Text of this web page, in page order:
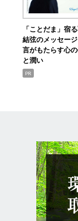
「ことだま」宿
結弦のメッセー
言がもたらす心
と潤い
PR